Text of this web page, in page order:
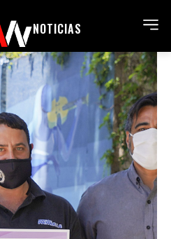
NOTICIAS